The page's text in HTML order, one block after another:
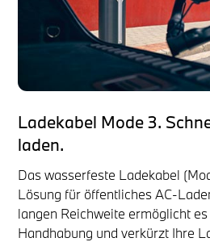
Ladekabel Mode 3.
laden.
Das wasserfeste Ladekabel
Lösung für öffentliches AC-
langen Reichweite ermöglicht
Handhabung und verkürzt Ihre